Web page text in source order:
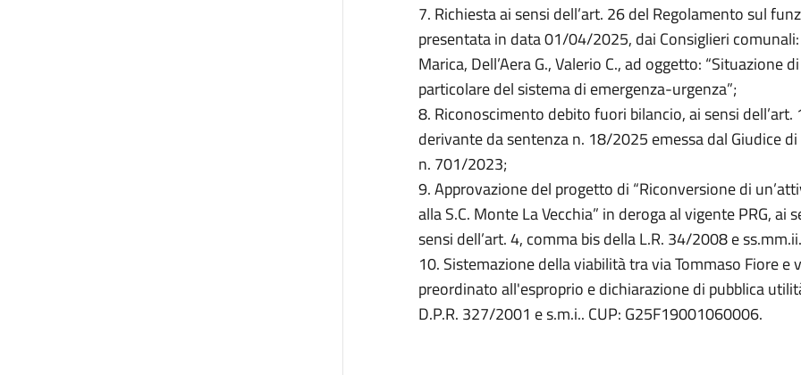
7. Richiesta ai sensi dell’art. 26 del Regolamento sul
presentata in data 01/04/2025, dai Consiglieri comunali:
Marica, Dell’Aera G., Valerio C., ad oggetto: “Situazione
particolare del sistema di emergenza-urgenza”;
8. Riconoscimento debito fuori bilancio, ai sensi
derivante da sentenza n. 18/2025 emessa dal Giudice
n. 701/2023;
9. Approvazione del progetto di “Riconversione di
alla S.C. Monte La Vecchia” in deroga al vigente PRG, ai
sensi dell’art. 4, comma bis della L.R. 34/2008 e
10. Sistemazione della viabilità tra via Tommaso Fiore
preordinato all'esproprio e dichiarazione di pubblica
D.P.R. 327/2001 e s.m.i.. CUP: G25F19001060006.